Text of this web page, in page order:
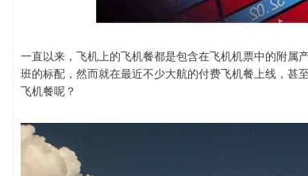
一直以来，飞机上的飞机餐都是包含在飞机机票中的附属
班的标配，然而就在最近不少大航的付费飞机餐上线，
飞机餐呢？